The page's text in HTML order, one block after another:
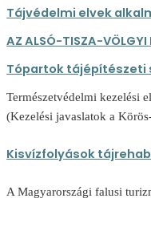
Tájvédelmi elvek
AZ ALSÓ-TISZA-VÖLGYI
Tópartok tájépítészeti
Természetvédelmi kezelési
(Kezelési javaslatok a
Kisvízfolyások
A Magyarországi falusi